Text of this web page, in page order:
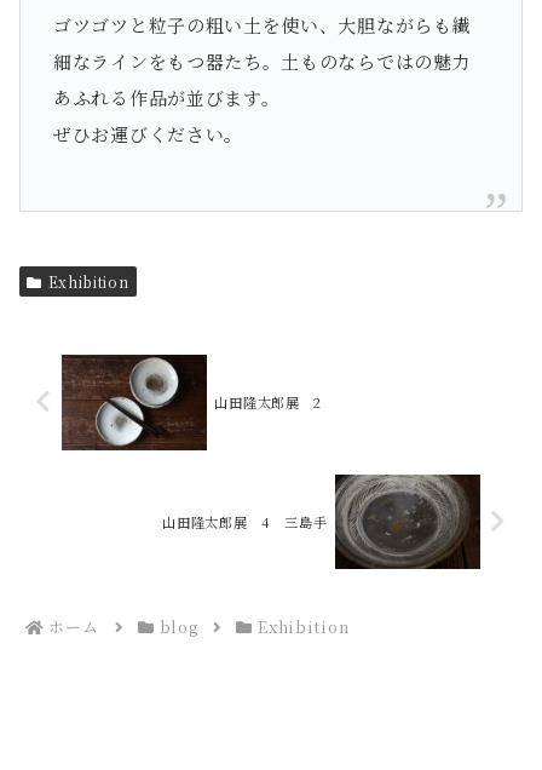
ゴツゴツと粒子の粗い土を使い、大胆ながらも繊
細なラインをもつ器たち。土ものならではの魅力
あふれる作品が並びます。
ぜひお運びください。
Exhibition
山田隆太郎展 2
山田隆太郎展 4 三島手
ホーム blog Exhibition